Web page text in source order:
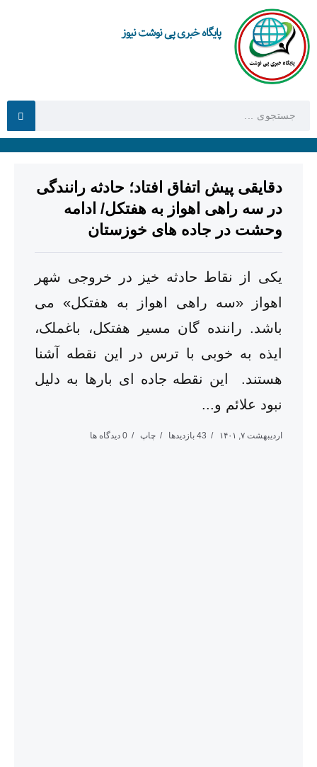
پایگاه خبری پی نوشت نیوز
دقایقی پیش اتفاق افتاد؛ حادثه رانندگی
در سه راهی اهواز به هفتکل/ ادامه
وحشت در جاده های خوزستان
یکی از نقاط حادثه خیز در خروجی شهر
اهواز «سه راهی اهواز به هفتکل» می
باشد. راننده گان مسیر هفتکل، باغملک،
ایذه به خوبی با ترس در این نقطه آشنا
هستند. ‌ این نقطه جاده ای بارها به دلیل
نبود علائم و...
اردیبهشت ۷, ۱۴۰۱ 43 بازدیدها چاپ 0 دیدگاه ها